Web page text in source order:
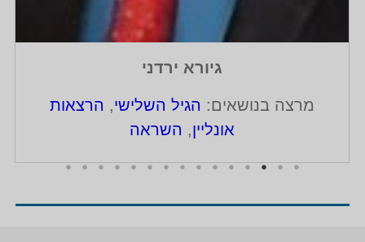
גיורא ירדני
מרצה בנושאים: הגיל השלישי, הרצאות
אונליין, השראה